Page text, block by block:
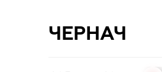
ЧЕРНАЧ